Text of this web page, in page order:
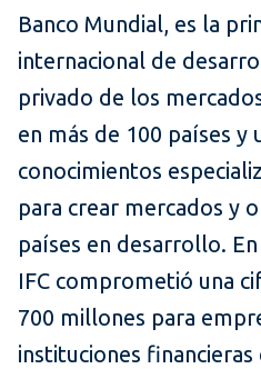
Banco Mundial, es la
internacional de
privado de los
en más de 100 países y
conocimientos
para crear mercados y
países en desarrollo.
IFC comprometió una
700 millones para
instituciones financieras